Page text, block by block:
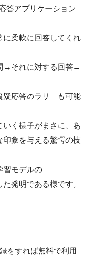
答アプリケーション
に柔軟に回答してくれ
→それに対する回答→
疑応答のラリーも可能
く様子がまさに、あ
印象を与える驚愕の技
習モデルの
発明である様です。
をすれば無料で利用